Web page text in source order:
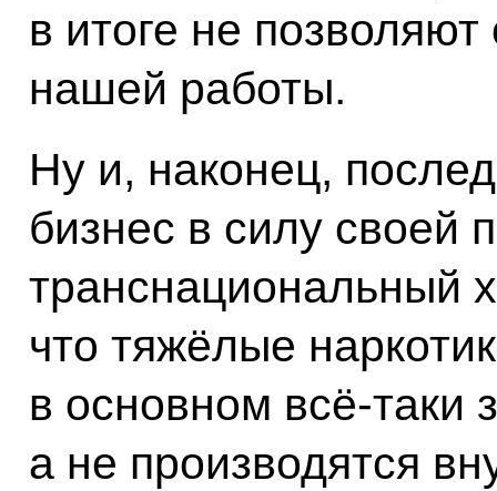
в итоге не позволяют
нашей работы.
Ну и, наконец,
бизнес в силу своей
транснациональный
что тяжёлые
в основном всё‑таки
а не производятся